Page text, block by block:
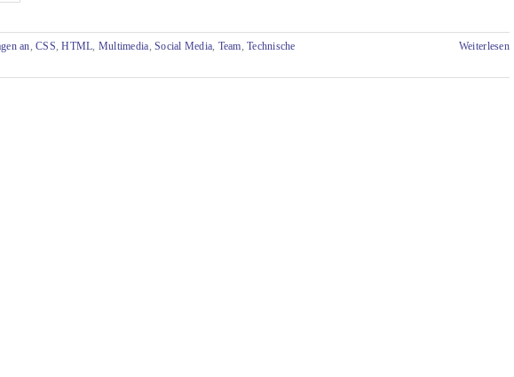
an,CSS,HTML, Multimedia,Social Media, Team,Technische
Weiterlesen